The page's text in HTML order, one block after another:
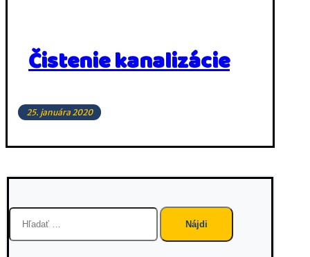
Čistenie kanalizácie
25. januára 2020
Hľadať: